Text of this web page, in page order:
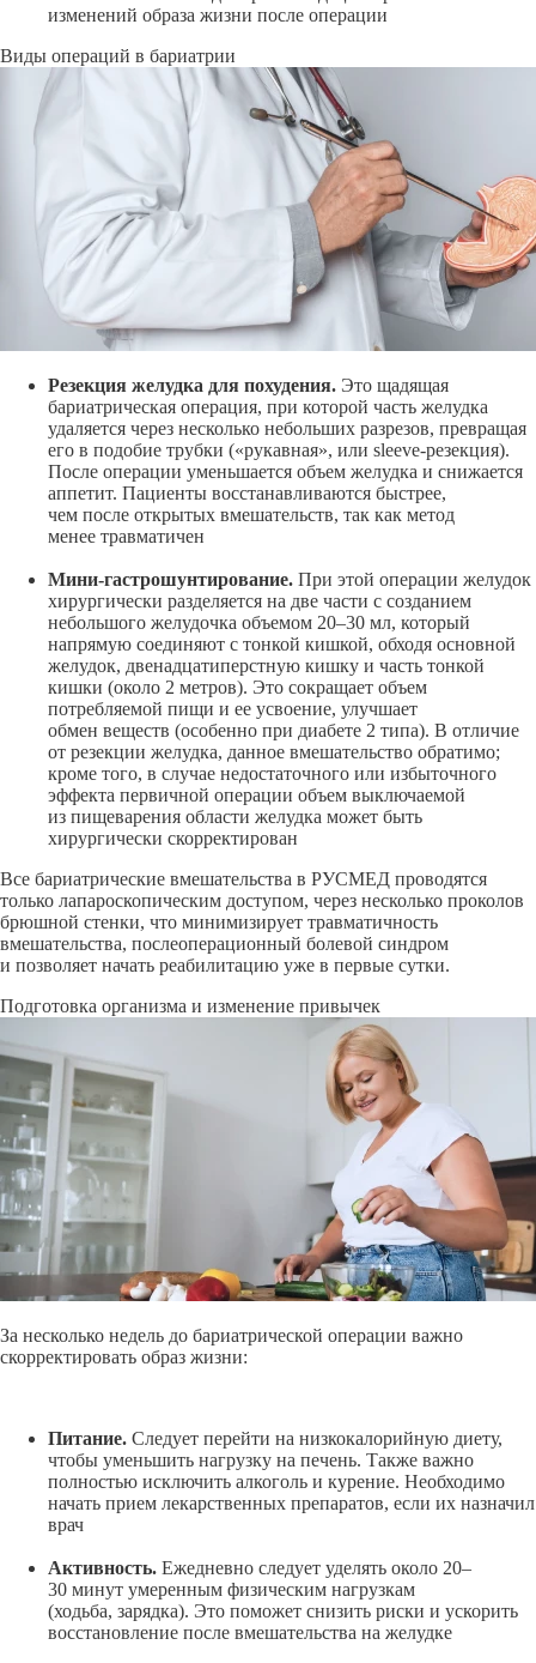
изменений образа жизни после операции
Виды операций в бариатрии
Резекция желудка для похудения. Это щадящая
бариатрическая операция, при которой часть желудка
удаляется через несколько небольших разрезов, превращая
его в подобие трубки («рукавная», или sleeve-резекция).
После операции уменьшается объем желудка и снижается
аппетит. Пациенты восстанавливаются быстрее,
чем после открытых вмешательств, так как метод
менее травматичен
Мини-гастрошунтирование. При этой операции желудок
хирургически разделяется на две части с созданием
небольшого желудочка объемом 20–30 мл, который
напрямую соединяют с тонкой кишкой, обходя основной
желудок, двенадцатиперстную кишку и часть тонкой
кишки (около 2 метров). Это сокращает объем
потребляемой пищи и ее усвоение, улучшает
обмен веществ (особенно при диабете 2 типа). В отличие
от резекции желудка, данное вмешательство обратимо;
кроме того, в случае недостаточного или избыточного
эффекта первичной операции объем выключаемой
из пищеварения области желудка может быть
хирургически скорректирован
Все бариатрические вмешательства в РУСМЕД проводятся
только лапароскопическим доступом, через несколько проколов
брюшной стенки, что минимизирует травматичность
вмешательства, послеоперационный болевой синдром
и позволяет начать реабилитацию уже в первые сутки.
Подготовка организма и изменение привычек
За несколько недель до бариатрической операции важно
скорректировать образ жизни:
Питание. Следует перейти на низкокалорийную диету,
чтобы уменьшить нагрузку на печень. Также важно
полностью исключить алкоголь и курение. Необходимо
начать прием лекарственных препаратов, если их назначил
врач
Активность. Ежедневно следует уделять около 20–
30 минут умеренным физическим нагрузкам
(ходьба, зарядка). Это поможет снизить риски и ускорить
восстановление после вмешательства на желудке